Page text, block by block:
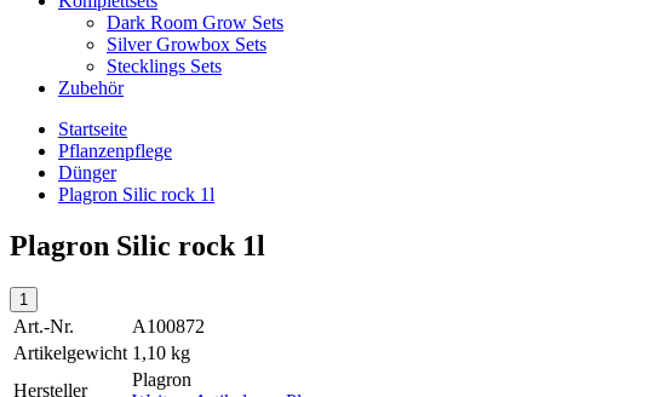
Dark Room Grow Sets
Silver Growbox Sets
Stecklings Sets
Zubehör
Startseite
Pflanzenpflege
Dünger
Plagron Silic rock 1l
Plagron Silic rock 1l
Art.-Nr.
A100872
Artikelgewicht 1,10 kg
Hersteller
Plagron